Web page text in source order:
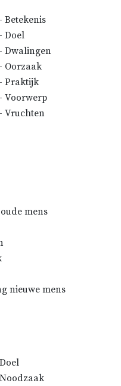
Betekenis
Doel
Dwalingen
Oorzaak
Praktijk
Voorwerp
Vruchten
mens
nieuwe mens
zegt Robertus
de potestate
in rebus
over de
in tijdelijke
10) dat er
ongelukkiger
die. En Caesar
(
§ 1) dat het
eeuw geweest
der
heeft in
Sinds die tijd
tot dan toe
geweest,
schrijvers
die tijd is ook
hoogtepunt